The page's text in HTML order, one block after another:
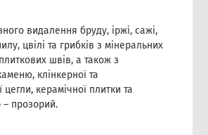
видалення бруду, іржі, сажі,
цвілі та грибків з мінеральних
швів, а також з
клінкерної та
керамічної плитки та
– прозорий.